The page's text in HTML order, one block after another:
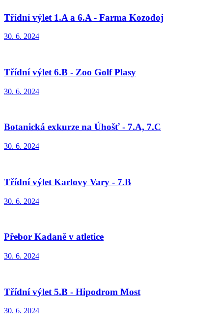
Třídní výlet 1.A a 6.A - Farma Kozodoj
30. 6. 2024
Třídní výlet 6.B - Zoo Golf Plasy
30. 6. 2024
Botanická exkurze na Úhošť - 7.A, 7.C
30. 6. 2024
Třídní výlet Karlovy Vary - 7.B
30. 6. 2024
Přebor Kadaně v atletice
30. 6. 2024
Třídní výlet 5.B - Hipodrom Most
30. 6. 2024